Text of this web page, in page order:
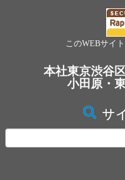
このWEBサイ
本社東京渋谷
小田原・
サ
索: